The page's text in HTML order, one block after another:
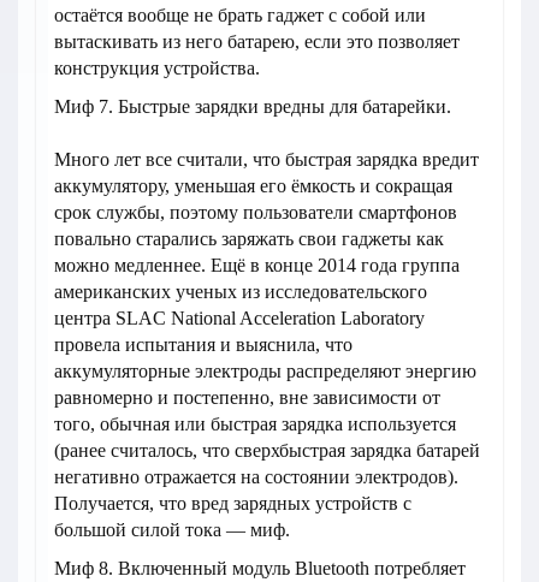
остаётся вообще не брать гаджет с собой или
вытаскивать из него батарею, если это позволяет
конструкция устройства.
Миф 7. Быстрые зарядки вредны для батарейки.
Много лет все считали, что быстрая зарядка вредит
аккумулятору, уменьшая его ёмкость и сокращая
срок службы, поэтому пользователи смартфонов
повально старались заряжать свои гаджеты как
можно медленнее. Ещё в конце 2014 года группа
американских ученых из исследовательского
центра SLAC National Acceleration Laboratory
провела испытания и выяснила, что
аккумуляторные электроды распределяют энергию
равномерно и постепенно, вне зависимости от
того, обычная или быстрая зарядка используется
(ранее считалось, что сверхбыстрая зарядка батарей
негативно отражается на состоянии электродов).
Получается, что вред зарядных устройств с
большой силой тока — миф.
Миф 8. Включенный модуль Bluetooth потребляет